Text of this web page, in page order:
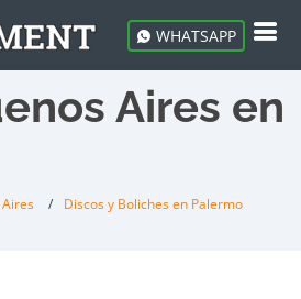
WHATSAPP
Aires en
Aires
Discos y Boliches en Palermo